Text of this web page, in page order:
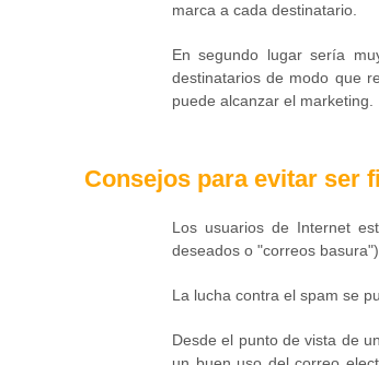
marca a cada destinatario.
En segundo lugar sería
destinatarios de modo que
puede alcanzar el marketing.
Consejos para evitar ser
Los usuarios de Internet
deseados o "correos
La lucha contra el spam se
Desde el punto de vista de